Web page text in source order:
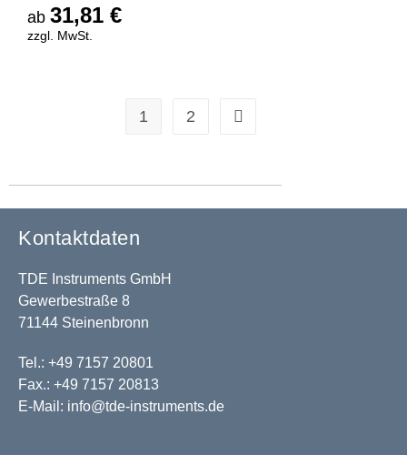
ab 31,81 €
zzgl. MwSt.
1 2
Kontaktdaten
TDE Instruments GmbH
Gewerbestraße 8
71144 Steinenbronn
Tel.: +49 7157 20801
Fax.: +49 7157 20813
E-Mail: info@tde-instruments.de